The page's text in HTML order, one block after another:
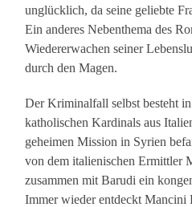
unglücklich, da seine geliebte
Ein anderes Nebenthema des
Wiedererwachen seiner
durch den Magen.
Der Kriminalfall selbst besteht
katholischen Kardinals aus
geheimen Mission in Syrien
von dem italienischen Ermittler
zusammen mit Barudi ein
Immer wieder entdeckt Mancini